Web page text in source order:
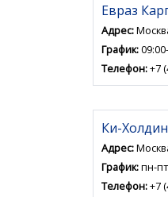
Евраз
Адрес:
График:
Телефон:+7
Ки-
Адрес:
График:пн-
Телефон:+7